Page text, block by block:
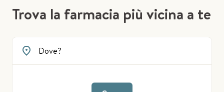
Trova la farmacia più vicina a te